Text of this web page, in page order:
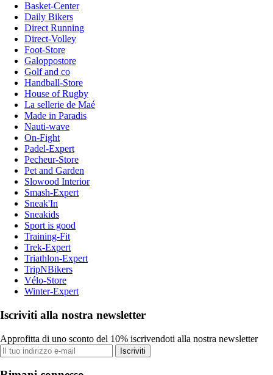
Basket-Center
Daily Bikers
Direct Running
Direct-Volley
Foot-Store
Galoppostore
Golf and co
Handball-Store
House of Rugby
La sellerie de Maé
Made in Paradis
Nauti-wave
On-Fight
Padel-Expert
Pecheur-Store
Pet and Garden
Slowood Interior
Smash-Expert
Sneak'In
Sneakids
Sport is good
Training-Fit
Trek-Expert
Triathlon-Expert
TripNBikers
Vélo-Store
Winter-Expert
Iscriviti alla nostra newsletter
Approfitta di uno sconto del 10% iscrivendoti alla nostra newsletter
Iscriviti